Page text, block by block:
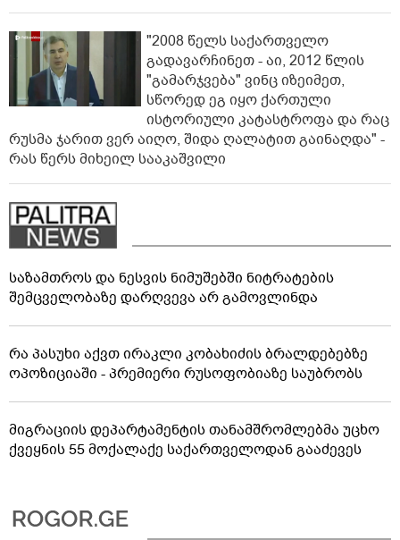
"2008 წელს საქართველო
გადავარჩინეთ - აი, 2012 წლის
"გამარჯვება" ვინც იზეიმეთ,
სწორედ ეგ იყო ქართული
ისტორიული კატასტროფა და რაც
რუსმა ჯარით ვერ აიღო, შიდა ღალატით გაინაღდა" -
რას წერს მიხეილ სააკაშვილი
საზამთროს და ნესვის ნიმუშებში ნიტრატების
შემცველობაზე დარღვევა არ გამოვლინდა
რა პასუხი აქვთ ირაკლი კობახიძის ბრალდებებზე
ოპოზიციაში - პრემიერი რუსოფობიაზე საუბრობს
მიგრაციის დეპარტამენტის თანამშრომლებმა უცხო
ქვეყნის 55 მოქალაქე საქართველოდან გააძევეს